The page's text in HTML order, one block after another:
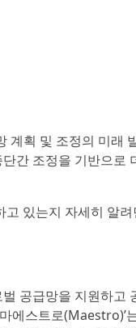
획 및 조정의 미래
간 조정을 기반으로
있는지 자세히 알려
공급망을 지원하고
에스트로(Maestro)’